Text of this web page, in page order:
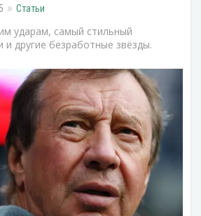
Статьи
ударам, самый стильный
и другие безработные звёзды.